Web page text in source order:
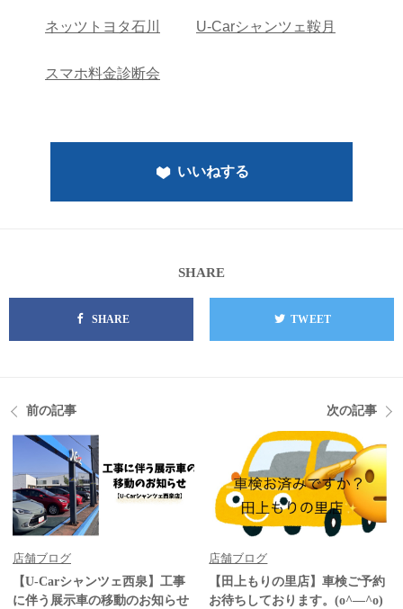
ネッツトヨタ石川 U-Carシャンツェ鞍月
スマホ料金診断会
いいねする
SHARE
SHARE TWEET
前の記事
店舗ブログ
【U-Carシャンツェ西泉】工事
に伴う展示車の移動のお知らせ
次の記事
店舗ブログ
【田上もりの里店】車検ご予約
お待ちしております。(o^―^o)